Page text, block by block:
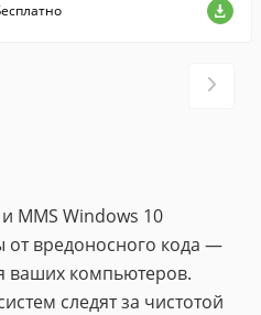
MMS Windows 10
вредоносного кода —
ваших компьютеров.
следят за чистотой